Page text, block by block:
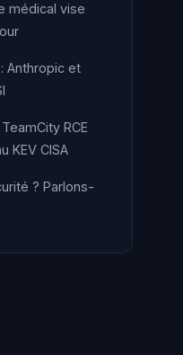
médical vise
Anthropic et
RCE
KEV CISA
? Parlons-